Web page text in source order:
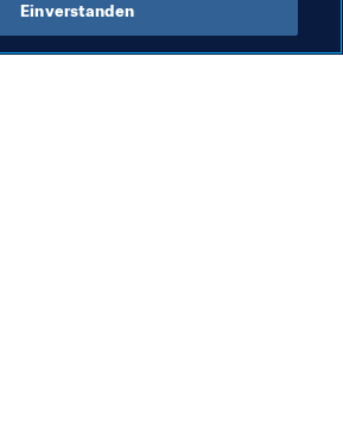
Einverstanden